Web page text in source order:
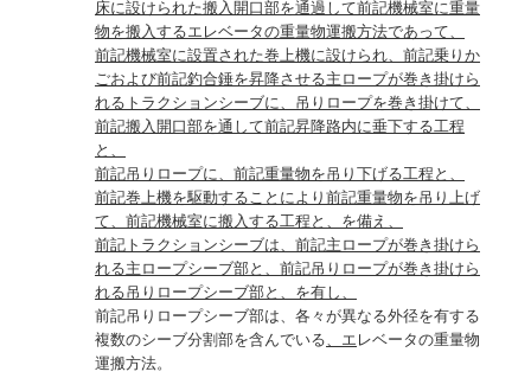
床に設けられた搬入開口部を通過して前記機械室に重量
物を搬入するエレベータの重量物運搬方法であって、
前記機械室に設置された巻上機に設けられ、前記乗りか
ごおよび前記釣合錘を昇降させる主ロープが巻き掛けら
れるトラクションシーブに、吊りロープを巻き掛けて、
前記搬入開口部を通して前記昇降路内に垂下する工程
と、
前記吊りロープに、前記重量物を吊り下げる工程と、
前記巻上機を駆動することにより前記重量物を吊り上げ
て、前記機械室に搬入する工程と、を備え、
前記トラクションシーブは、前記主ロープが巻き掛けら
れる主ロープシーブ部と、前記吊りロープが巻き掛けら
れる吊りロープシーブ部と、を有し、
前記吊りロープシーブ部は、各々が異なる外径を有する
複数のシーブ分割部を含んでいる、エ レベータの重量物
運搬方法。